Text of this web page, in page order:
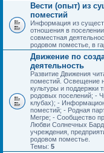
Вести (опыт) из
поместий
Информация из
отношения в
совместная
родовом поместье, в
Движение по
деятельность
Развитие Движения
поместий. Освещение
культуры и поддержки
родовых поселений; -
клубах); -
поместий; - Родная
Мегре; - Сообщество
Любви Солнечных
учреждения,
родовом поместье.
Темы: 5